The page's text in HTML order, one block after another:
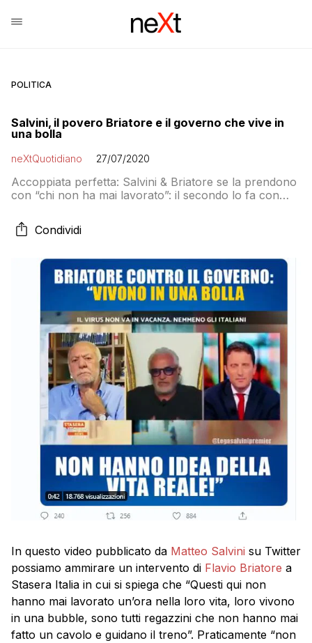
POLITICA
Salvini, il povero Briatore e il governo che vive in
una bolla
neXtQuotidiano 27/07/2020
Accoppiata perfetta: Salvini & Briatore se la prendono
con “chi non ha mai lavorato”: il secondo lo fa con
vicino al proletariato
Condividi
In questo video pubblicato da Matteo Salvini su Twitter
possiamo ammirare un intervento di Flavio Briatore a
Stasera Italia in cui si spiega che “Questi qui non
hanno mai lavorato un’ora nella loro vita, loro vivono
in una bubble, sono tutti regazzini che non hanno mai
fatto un cavolo e guidano il treno”. Praticamente “non